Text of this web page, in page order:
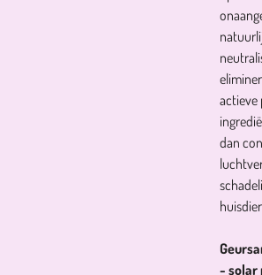
actieve
dan
- solar